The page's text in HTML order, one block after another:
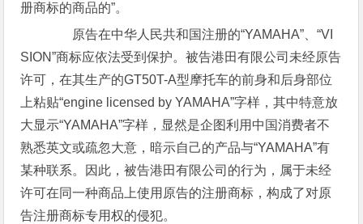
册商标的商品的”。
原告在中华人民共和国注册的“YAMAHA”、“VI
SION”商标应依法受到保护。被告港田有限公司未经原告
许可，在其生产的GT50T-A型摩托车的前身和后身部位
上粘贴“engine licensed by YAMAHA”字样，其中特意放
大显示“YAMAHA”字样，显然是企图利用中国消费者不
熟悉英文或疏忽大意，暗示自己的产品与“YAMAHA”有
某种联系。因此，被告港田有限公司的行为，属于未经
许可在同一种商品上使用原告的注册商标，构成了对原
告注册商标专用权的侵犯。